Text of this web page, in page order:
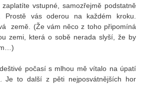
vstupné, samozřejmě podstatně
Prostě vás oderou na každém kroku.
země. (Že vám něco z toho připomíná
zemi, která o sobě nerada slyší, že by
počasí s mlhou mě vítalo na úpatí
Je to další z pěti nejposvátnějších hor